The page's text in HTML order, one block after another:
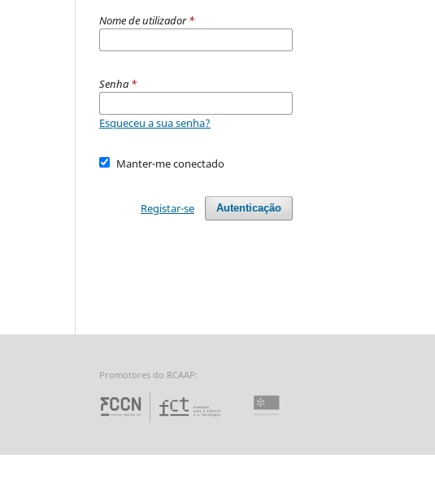
Nome de utilizador*
Senha *
Esqueceu a sua senha?
Manter-me conectado
Autenticação
Registar-se
Promotores do RCAAP:
Fundação para a Ciência e a